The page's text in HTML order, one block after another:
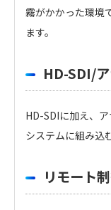
霧がかかった環境
ます。
HD-SDI/
HD-SDIに加え、
システムに組み込
リモート